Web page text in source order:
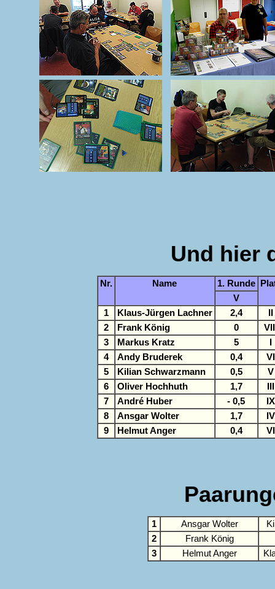
Und hier
Nr. Name 1. Runde
V
1
Klaus-Jürgen Lachner 2,4
2
Frank König 0
3
Markus Kratz 5
4
Andy Bruderek 0,4
VI
5
Kilian Schwarzmann 0,5
V
6
Oliver Hochhuth 1,7
7
André Huber - 0,5
IX
8
Ansgar Wolter 1,7
IV
9
Helmut Anger 0,4 VI
1 Ansgar Wolter
2
Frank König
3
Helmut Anger